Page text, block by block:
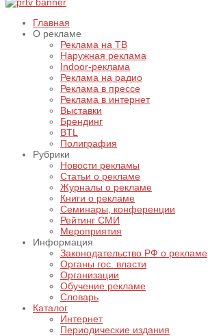
Главная
О рекламе
Реклама на ТВ
Наружная реклама
Indoor-реклама
Реклама на радио
Реклама в прессе
Реклама в интернет
Выставки
Брендинг
BTL
Полиграфия
Рубрики
Новости рекламы
Статьи о рекламе
Журналы о рекламе
Книги о рекламе
Семинары, конференции
Рейтинг СМИ
Мероприятия
Информация
Законодательство РФ о рекламе
Органы гос. власти
Организации
Обучение рекламе
Словарь
Каталог
Интернет
Периодические издания